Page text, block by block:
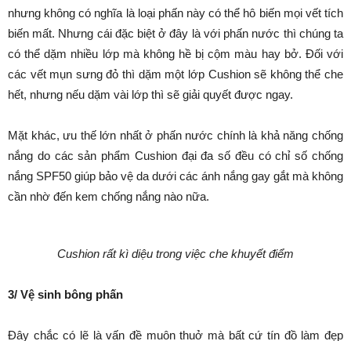
nhưng không có nghĩa là loại phấn này có thể hô biến mọi vết tích
biến mất. Nhưng cái đặc biệt ở đây là với phấn nước thì chúng ta
có thể dặm nhiều lớp mà không hề bị cộm màu hay bở. Đối với
các vết mụn sưng đỏ thì dặm một lớp Cushion sẽ không thể che
hết, nhưng nếu dặm vài lớp thì sẽ giải quyết được ngay.
Mặt khác, ưu thế lớn nhất ở phấn nước chính là khả năng chống
nắng do các sản phẩm Cushion đại đa số đều có chỉ số chống
nắng SPF50 giúp bảo vệ da dưới các ánh nắng gay gắt mà không
cần nhờ đến kem chống nắng nào nữa.
Cushion rất kì diệu trong việc che khuyết điểm
3/ Vệ sinh bông phấn
Đây chắc có lẽ là vấn đề muôn thuở mà bất cứ tín đồ làm đẹp